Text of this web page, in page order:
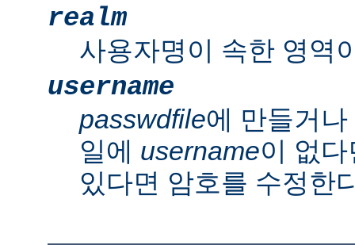
realm
사용자명이 속한 영역
username
passwdfile에 만들거
일에 username이 없
있다면 암호를 수정한